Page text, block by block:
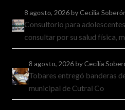
8 agosto, 2026by Cecilia
Consultorio para
consultar por su salud física,
8 agosto, 2026by Cecilia
Tobares entregó banderas
municipal de Cutral Co